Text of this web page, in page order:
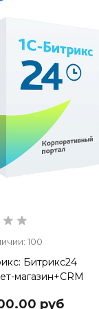
100
Битрикс24
магазин+CRM
руб